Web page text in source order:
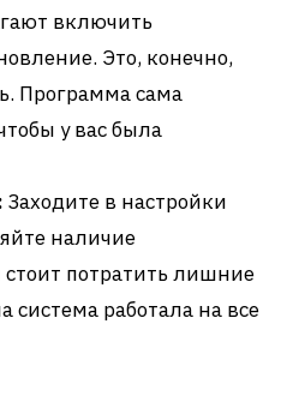
включить
Это, конечно,
Программа сама
у вас была
Заходите в настройки
наличие
потратить лишние
система работала на все